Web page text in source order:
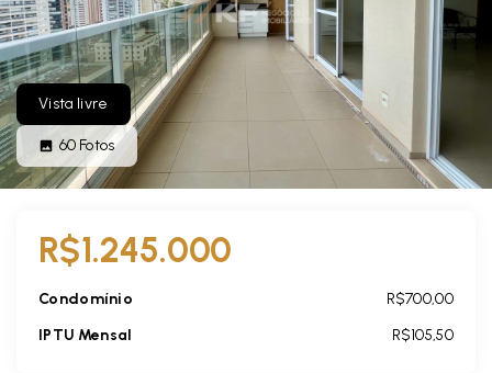
Vista livre
60 Fotos
R$1.245.000
Condomínio
R$700,00
IPTU Mensal
R$105,50